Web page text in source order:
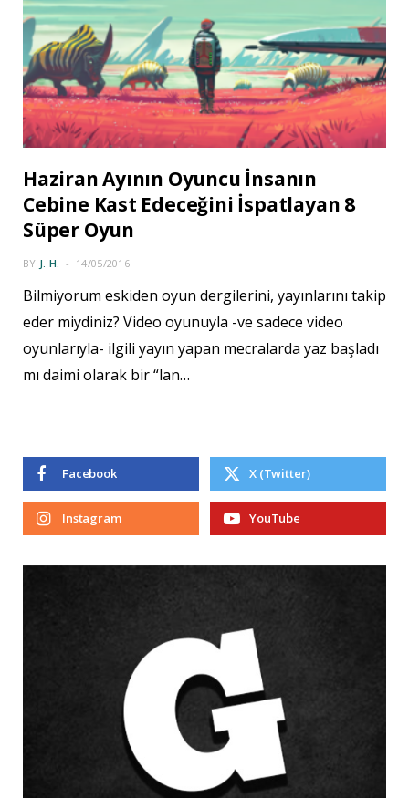
Haziran Ayının Oyuncu İnsanın
Cebine Kast Edeceğini İspatlayan 8
Süper Oyun
BY J. H. 14/05/2016
Bilmiyorum eskiden oyun dergilerini, yayınlarını takip
eder miydiniz? Video oyunuyla -ve sadece video
oyunlarıyla- ilgili yayın yapan mecralarda yaz başladı
mı daimi olarak bir “lan…
Facebook X (Twitter)
Instagram YouTube